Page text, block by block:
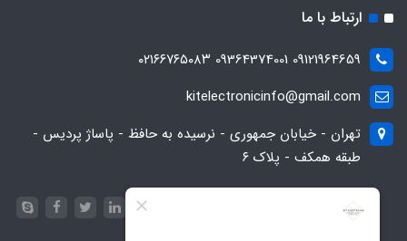
ارتباط با ما
09121964659 09364374001 ۰۲۱۶۶۷۶۵۰۸۳
kitelectronicinfo@gmail.com
تهران - خیابان جمهوری - نرسیده به حافظ - پاساژ پردیس -
طبقه همکف - پلاک ۶